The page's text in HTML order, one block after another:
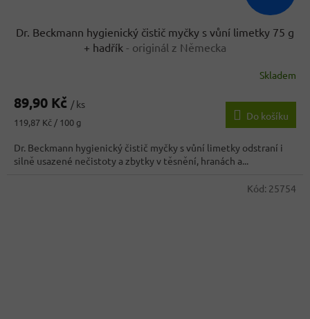
Dr. Beckmann hygienický čistič myčky s vůní limetky 75 g
+ hadřík - originál z Německa
produktu
3,3
z
5
hvězdiček.
Skladem
89,90 Kč / ks
Měrná
119,87 Kč / 100 g
Do košíku
Dr. Beckmann hygienický čistič myčky s vůní limetky odstraní i
silně usazené nečistoty a zbytky v těsnění, hranách a...
Kód: 25754